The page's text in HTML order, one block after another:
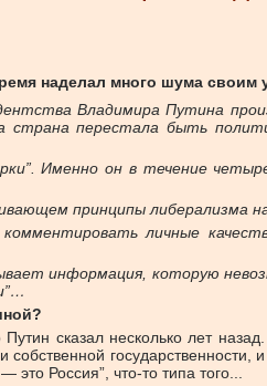
наделал много шума своим
Владимира Путина
перестала быть
Именно он в течение
принципы либерализма
личные
информация, которую
сказал несколько лет
государственности,
Россия”, что-то типа того...